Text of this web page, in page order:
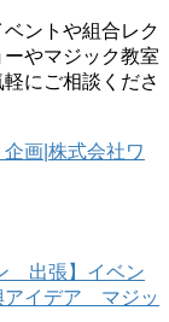
ントや組合レク
やマジック教室
にご相談くださ
画|株式会社ワ
出張】イベン
アイデア マジッ